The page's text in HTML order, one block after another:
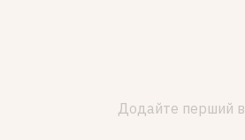
Додайте перший